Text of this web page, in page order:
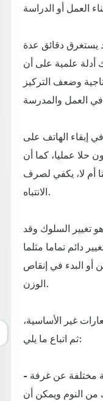
يستغرق دقائق عدة
أدلة علمية على أن
وضعف التركيز
إبقاء الهاتف على
حلا عمليا، كما أن
أم لا، يكفي لصرف
الانتباه.
تغيير السلوك وقد
دائم تماما مثلما
أو البدء في إنقاص
الوزن.
غير الأساسية،
ثم اتباع ما يلي:
- اشحن هاتفك طوال الليل في غرفة مختلفة عن غرفة
من النوم ويمكن أن